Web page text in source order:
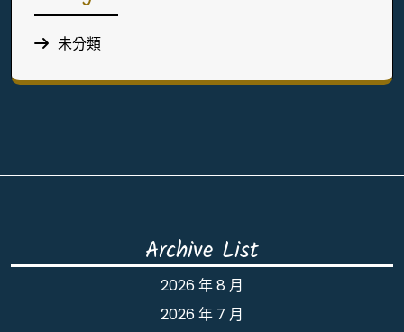
未分類
Archive List
2026 年 8 月
2026 年 7 月